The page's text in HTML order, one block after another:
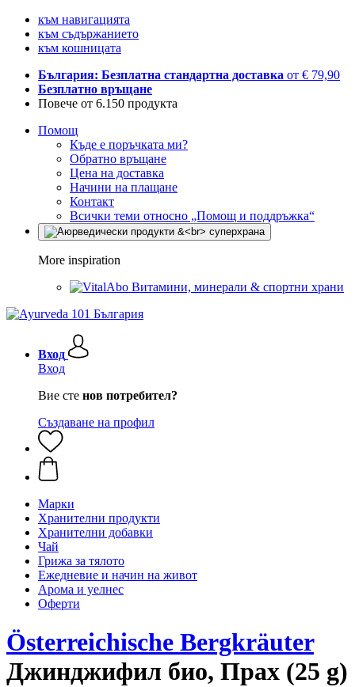
към навигацията
към съдържанието
към кошницата
България: Безплатна стандартна доставка от € 79,90
Безплатно връщане
Повече от 6.150 продукта
Помощ
Къде е поръчката ми?
Обратно връщане
Цена на доставка
Начини на плащане
Контакт
Всички теми относно „Помощ и поддръжка“
More inspiration
Витамини, минерали & спортни храни
Вход
Вход
Вие сте нов потребител?
Създаване на профил
Марки
Хранителни продукти
Хранителни добавки
Чай
Грижа за тялото
Ежедневие и начин на живот
Арома и уелнес
Оферти
Österreichische Bergkräuter
Джинджифил био, Прах (25 g)